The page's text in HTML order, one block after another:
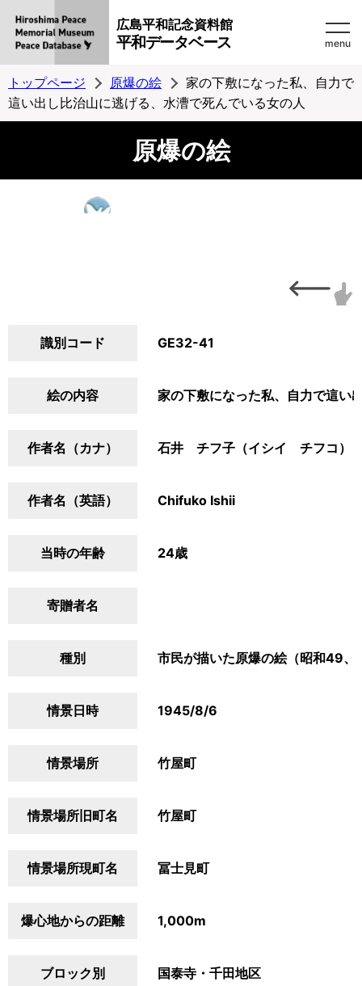
広島平和記念資料館
平和データベース menu
トップページ 原爆の絵
家の下敷になった私、自力で
這い出し比治山に逃げる、水漕で死んでいる女の人
原爆の絵
識別コード GE32-41
絵の内容 家の下敷になった私、自力で這い
作者名（カナ） 石井 チフ子（イシイ チフコ）
作者名（英語） Chifuko Ishii
当時の年齢 24歳
寄贈者名
種別 市民が描いた原爆の絵（昭和49、
情景日時 1945/8/6
情景場所 竹屋町
情景場所旧町名 竹屋町
情景場所現町名 冨士見町
爆心地からの距離 1,000m
ブロック別 国泰寺・千田地区